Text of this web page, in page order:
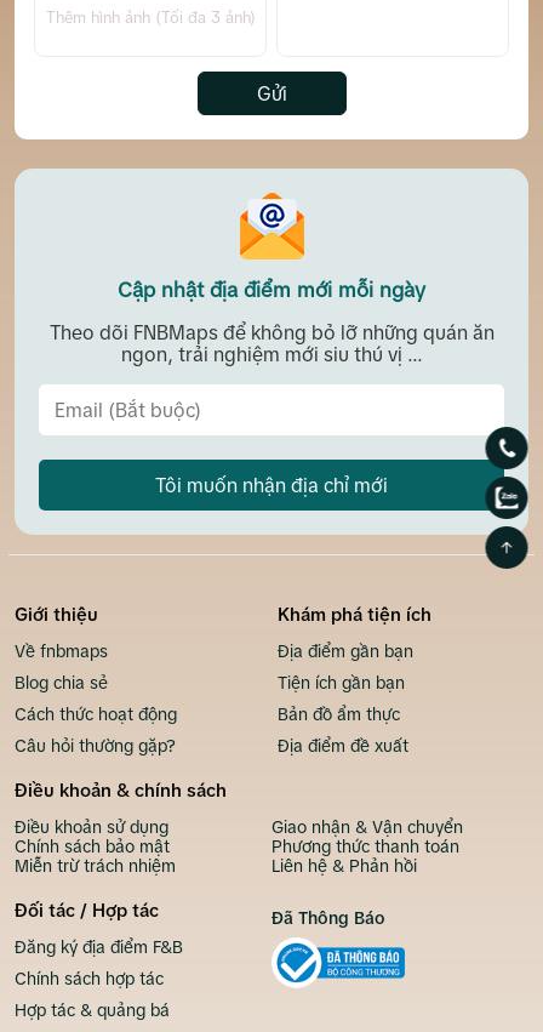
Thêm hình ảnh (Tối đa 3 ảnh)
Gửi
Cập nhật địa điểm mới mỗi ngày
Theo dõi FNBMaps để không bỏ lỡ những quán ăn
ngon, trải nghiệm mới siu thú vị ...
Tôi muốn nhận địa chỉ mới
Giới thiệu
Về fnbmaps
Blog chia sẻ
Cách thức hoạt động
Câu hỏi thường gặp?
Khám phá tiện ích
Địa điểm gần bạn
Tiện ích gần bạn
Bản đồ ẩm thực
Địa điểm đề xuất
Điều khoản & chính sách
Điều khoản sử dụng
Chính sách bảo mật
Miễn trừ trách nhiệm
Giao nhận & Vận chuyển
Phương thức thanh toán
Liên hệ & Phản hồi
Đối tác / Hợp tác
Đăng ký địa điểm F&B
Chính sách hợp tác
Hợp tác & quảng bá
Đã Thông Báo